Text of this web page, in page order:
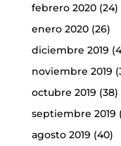
febrero 2020(24)
enero 2020(26)
diciembre 2019
noviembre 2019
octubre 2019 (38)
septiembre 2019
agosto 2019 (40)